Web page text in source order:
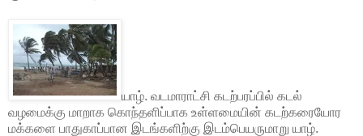
யாழ். வடமாராட்சி கடற்பரப்பில் கடல்
வழமைக்கு மாறாக கொந்தளிப்பாக உள்ளமையின் கடற்கரையோர
மக்களை பாதுகாப்பான இடங்களிற்கு இடம்பெயருமாறு யாழ்.